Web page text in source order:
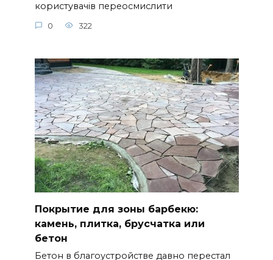
користувачів переосмислити
0 322
Покрытие для зоны барбекю:
камень, плитка, брусчатка или
бетон
Бетон в благоустройстве давно перестал